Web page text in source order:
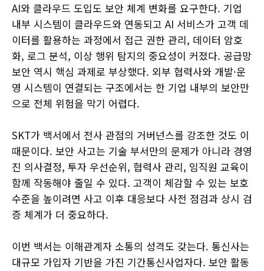
AI와 클라우드 도입도 보안 체계 변화를 요구한다. 기업
내부 시스템이 클라우드와 연동되고 AI 서비스가 고객 데
이터를 활용하는 과정에서 접근 권한 관리, 데이터 암호
화, 로그 분석, 이상 행위 탐지의 중요성이 커졌다. 공급망
보안 역시 핵심 과제로 부상했다. 외부 협력사와 개발·운
영 시스템이 연결되는 구조에서는 한 기업 내부의 보안만
으로 전체 위험을 막기 어렵다.
SKT가 백서에서 전사 관점의 거버넌스를 강조한 것도 이
때문이다. 보안 사고는 기술 부서만의 문제가 아니라 경영
진 의사결정, 투자 우선순위, 협력사 관리, 임직원 교육이
함께 작동해야 줄일 수 있다. 고객이 체감할 수 있는 보호
수준을 높이려면 사고 이후 대응보다 사전 점검과 상시 검
증 체계가 더 중요하다.
이번 백서는 이해관계자 소통의 성격도 갖는다. 통신사는
대규모 가입자 기반을 가진 기간통신사업자다. 보안 활동